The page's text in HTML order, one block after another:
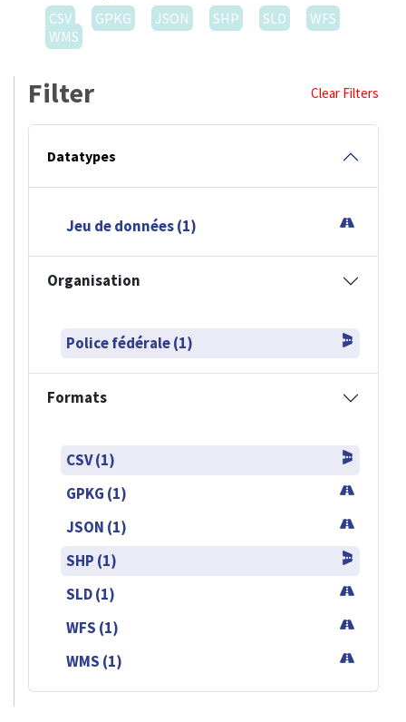
CSV
GPKG JSON SHP SLD
WFS
WMS
Filter Clear Filters
Datatypes
Jeu de données (1)
Organisation
Police fédérale (1)
Formats
CSV (1)
GPKG (1)
JSON (1)
SHP (1)
SLD (1)
WFS (1)
WMS (1)